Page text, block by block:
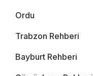
Ordu
Trabzon Rehberi
Bayburt Rehberi